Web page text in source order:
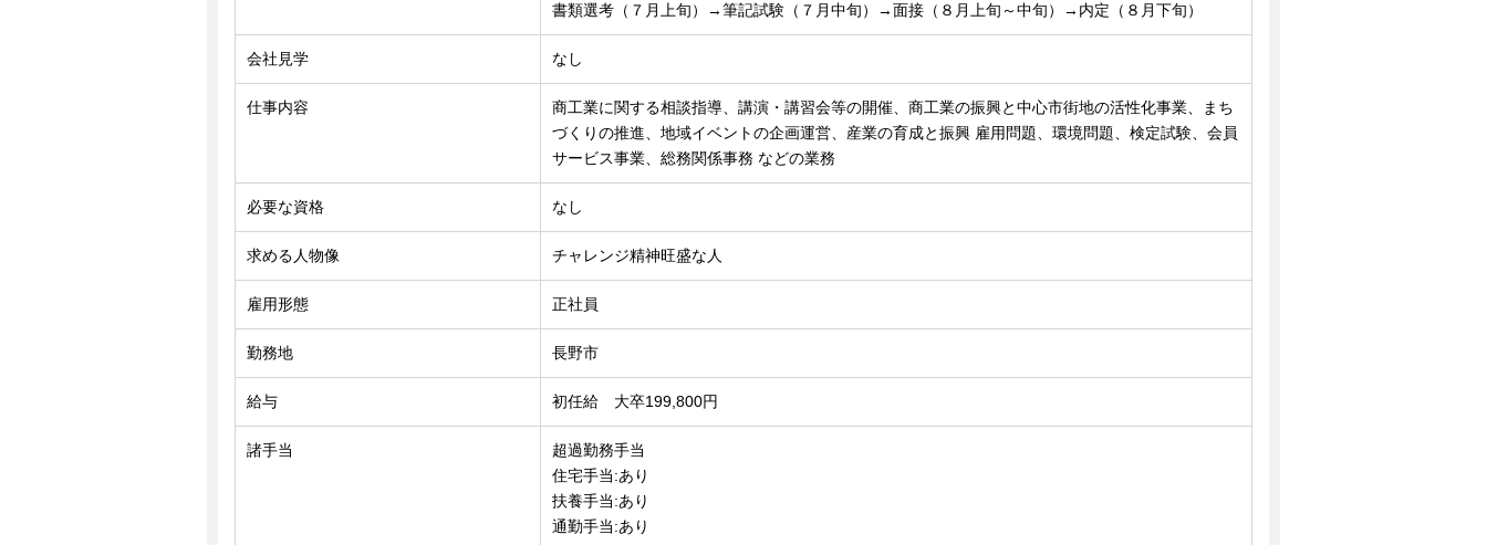
書類選考（７月上旬）→筆記試験（７月中旬）→面接（８月上旬～中旬）→内定（８月下旬）
会社見学 なし
仕事内容
商工業に関する相談指導、講演・講習会等の開催、商工業の振興と中心市街地の活性化事業、まち
づくりの推進、地域イベントの企画運営、産業の育成と振興 雇用問題、環境問題、検定試験、会員
サービス事業、総務関係事務 などの業務
必要な資格 なし
求める人物像 チャレンジ精神旺盛な人
雇用形態 正社員
勤務地 長野市
給与 初任給 大卒199,800円
諸手当
超過勤務手当
住宅手当:あり
扶養手当:あり
通勤手当:あり